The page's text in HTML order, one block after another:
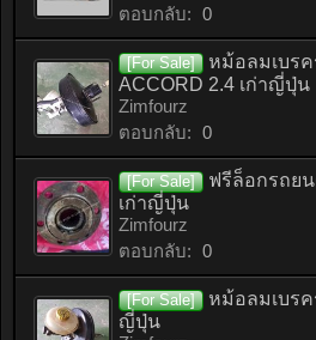
ตอบกลับ: 0
[For Sale]
หม้อลมเบร
ACCORD 2.4 เก่าญี่ปุ่น
Zimfourz
ตอบกลับ: 0
[For Sale]
ฟรีล็อกรถยน
เก่าญี่ปุ่น
Zimfourz
ตอบกลับ: 0
[For Sale]
หม้อลมเบรค
ญี่ปุ่น